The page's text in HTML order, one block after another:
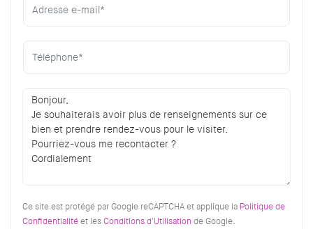
Ce site est protégé par Google reCAPTCHA et applique la Politique de
Confidentialitéet lesConditions d'Utilisation de Google.